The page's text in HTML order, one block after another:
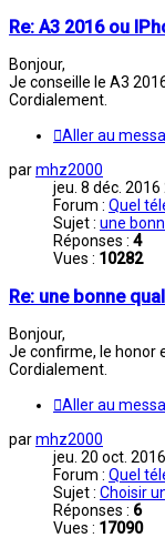
Re: A3 2016 ou
Bonjour,
Je conseille le A3
Cordialement.
Aller au
parmhz2000
jeu. 8 déc. 2016
Forum : Quel
Sujet : une
Réponses : 4
Vues : 10282
Re: une bonne
Bonjour,
Je confirme, le honor
Cordialement.
Aller au
parmhz2000
jeu. 20 oct.
Forum : Quel
Sujet : Choisir
Réponses : 6
Vues : 17090